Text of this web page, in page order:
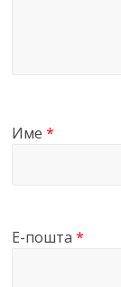
Име*
Е-пошта*